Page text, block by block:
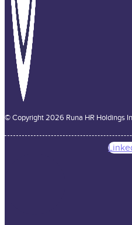
© Copyright 2026 Runa HR Holdings